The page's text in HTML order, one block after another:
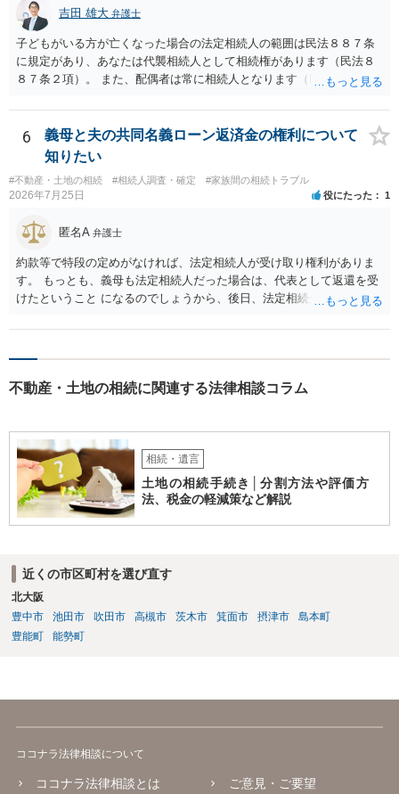
吉田 雄大 弁護士
子どもがいる方が亡くなった場合の法定相続人の範囲は民法８８７条
に規定があり、あなたは代襲相続人として相続権があります（民法８
８７条２項）。 また、配偶者は常に相続人となります（民法８９０
も相続権があります。つまり、孫５人に加えて「おじ又はおば」にも
相続権がある可能性があります。
6
義母と夫の共同名義ローン返済金の権利について
知りたい
#不動産・土地の相続 #相続人調査・確定 #家族間の相続トラブル
2026年7月25日 役にたった 1
匿名A 弁護士
約款等で特段の定めがなければ、法定相続人が受け取り権利がありま
す。 もっとも、義母も法定相続人だった場合は、代表として返還を受
けたということ になるのでしょうから、後日、法定相続分に基づいて
不動産・土地の相続に関連する法律相談コラム
相続・遺言
土地の相続手続き│分割方法や評価方
法、税金の軽減策など解説
近くの市区町村を選び直す
北大阪
豊中市
池田市 吹田市 高槻市 茨木市 箕面市 摂津市
島本町
豊能町
能勢町
ココナラ法律相談について
ココナラ法律相談とは ご意見・ご要望